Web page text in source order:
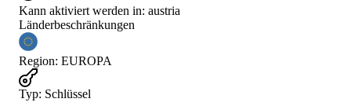
Kann aktiviert werden in: austria
Länderbeschränkungen
Region: EUROPA
Typ: Schlüssel